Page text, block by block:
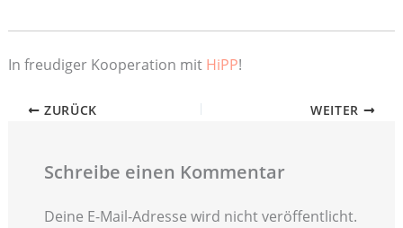
In freudiger Kooperation mit HiPP!
ZURÜCK WEITER
Schreibe einen Kommentar
Deine E-Mail-Adresse wird nicht veröffentlicht.